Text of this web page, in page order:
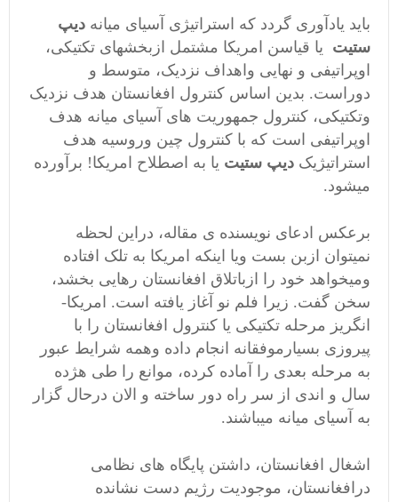
باید یادآوری گردد که استراتیژی آسیای میانه دیپ
ستیت یا قیاسن امریکا مشتمل ازبخشهای تکتیکی،
اوپراتیفی و نهایی واهداف نزدیک، متوسط و
دوراست. بدین اساس کنترول افغانستان هدف نزدیک
وتکتیکی، کنترول جمهوریت های آسیای میانه هدف
اوپراتیفی است که با کنترول چین وروسیه هدف
استراتیژیک دیپ ستیت یا به اصطلاح امریکا! برآورده
میشود.
برعکس ادعای نویسنده ی مقاله، دراین لحظه
نمیتوان ازبن بست ویا اینکه امریکا به تلک افتاده
ومیخواهد خود را ازباتلاق افغانستان رهایی بخشد،
سخن گفت. زیرا فلم نو آغاز یافته است. امریکا-
انگریز مرحله تکتیکی یا کنترول افغانستان را با
پیروزی بسیارموفقانه انجام داده وهمه شرایط عبور
به مرحله بعدی را آماده کرده، موانع را طی هژده
سال و اندی از سر راه دور ساخته و الان درحال گزار
به آسیای میانه میباشند.
اشغال افغانستان، داشتن پایگاه های نظامی
درافغانستان، موجودیت رژیم دست نشانده